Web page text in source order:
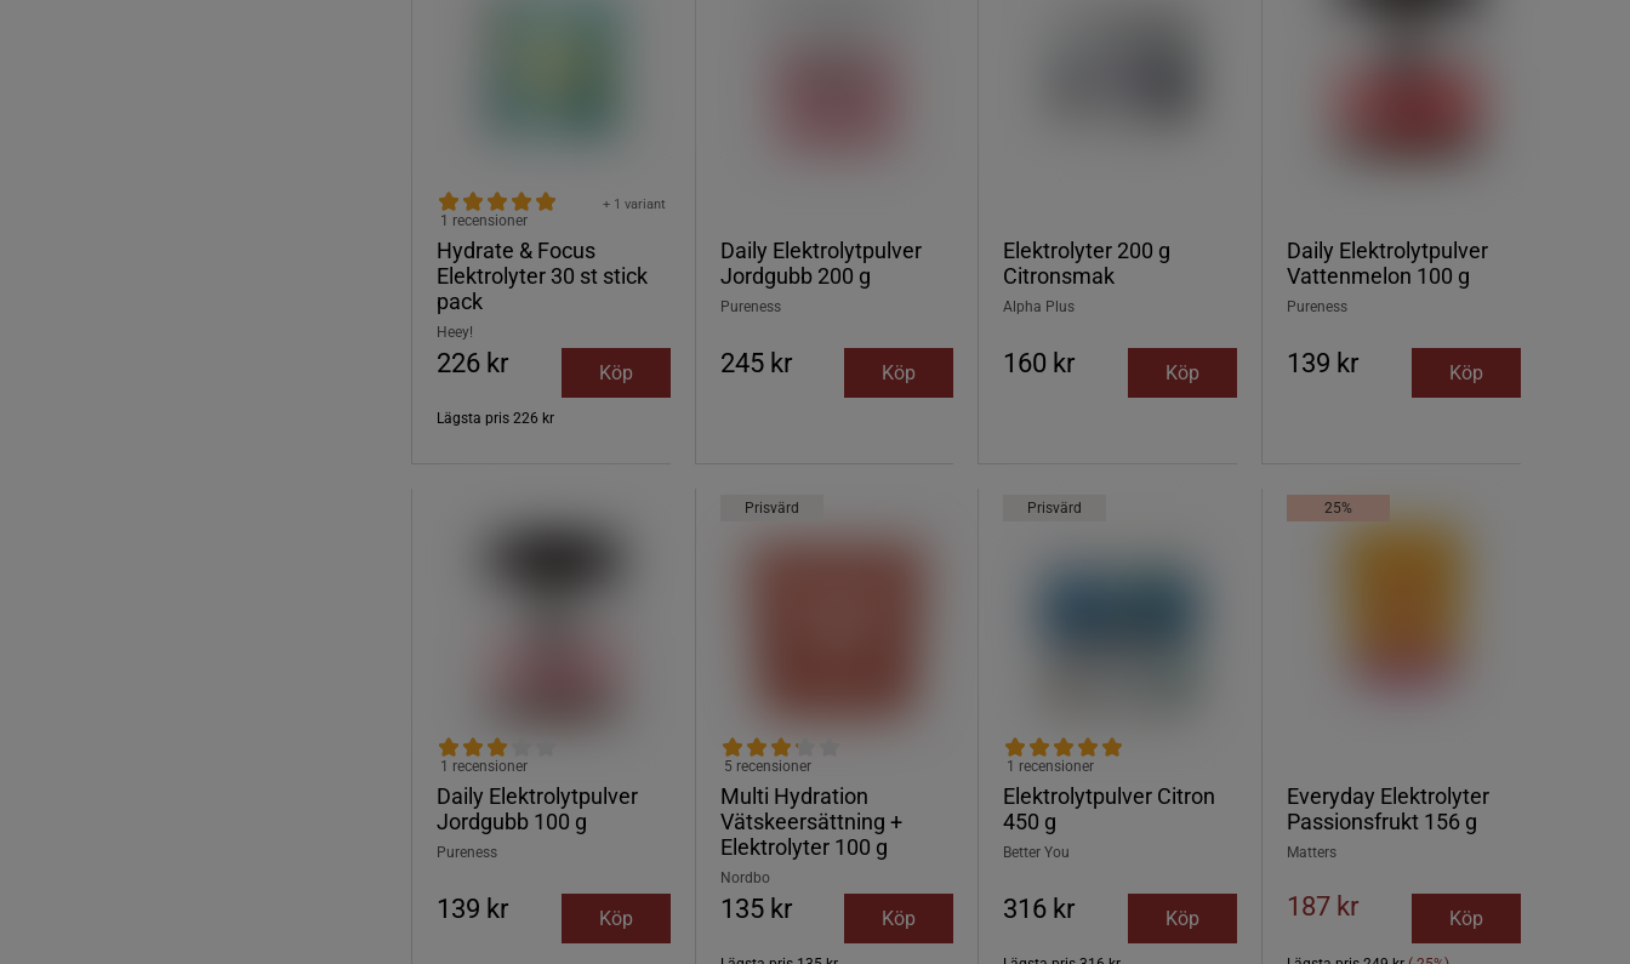
Hydrate & Focus
Elektrolyter 30 st stick
pack
+ 1 variant
1 recensioner
Heey!
226 kr Köp
Lägsta pris 226 kr
Daily Elektrolytpulver
Jordgubb 200 g
Pureness
245 kr Köp
Elektrolyter 200 g
Citronsmak
Alpha Plus
160 kr Köp
Daily Elektrolytpulver
Vattenmelon 100 g
Pureness
139 kr Köp
Daily Elektrolytpulver
Jordgubb 100 g
1 recensioner
Pureness
139 kr Köp
Prisvärd
Multi Hydration
Vätskeersättning +
Elektrolyter 100 g
5 recensioner
Nordbo
135 kr Köp
Prisvärd
Elektrolytpulver Citron
450 g
1 recensioner
Better You
316 kr Köp
25%
Everyday Elektrolyter
Passionsfrukt 156 g
Matters
187 kr Köp